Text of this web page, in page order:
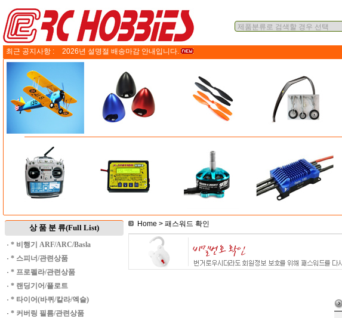
최근 공지사항 : 2026년 설명절 배송마감 안내입니다.
상 품 분 류(Full List)
· * 비행기 ARF/ARC/Basla
· * 스피너/관련상품
· * 프로펠라/관련상품
· * 랜딩기어/플로트
· * 타이어(바퀴/칼라/엑슬)
· * 커버링 필름/관련상품
Home > 패스워드 확인